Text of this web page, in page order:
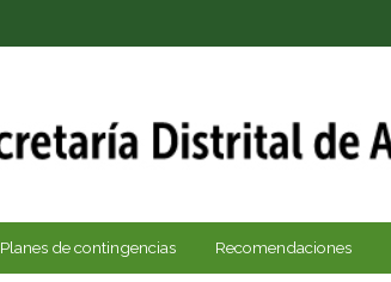
Planes de contingencias Recomendaciones